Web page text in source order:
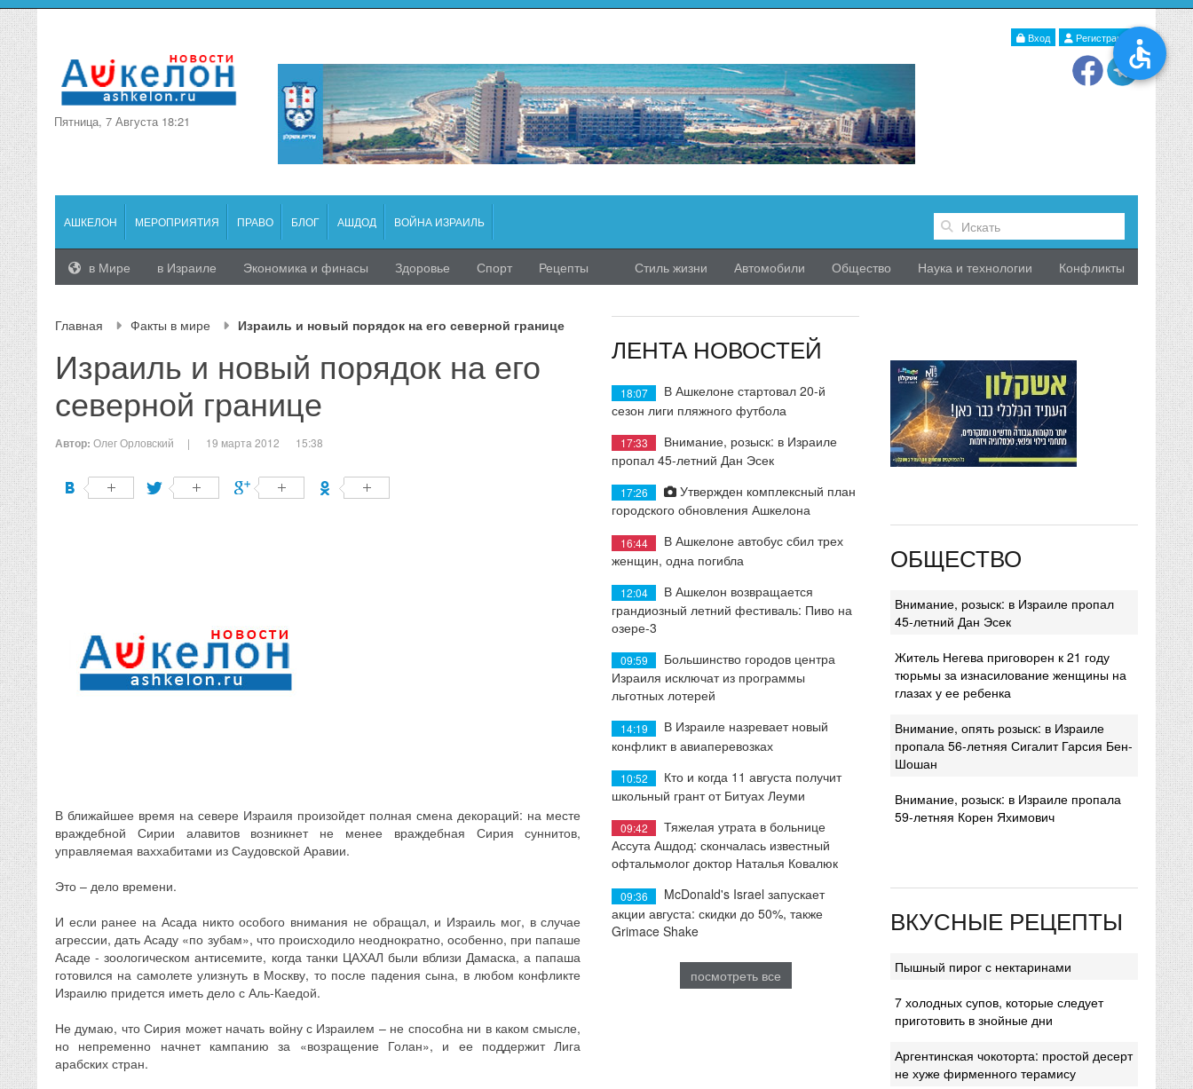
Вход Регистрация
Пятница, 7 Августа 18:21
АШКЕЛОН МЕРОПРИЯТИЯ ПРАВО БЛОГ АШДОД ВОЙНА ИЗРАИЛЬ
в Мире в Израиле Экономика и финасы Здоровье Спорт Рецепты Стиль жизни Автомобили Общество Наука и технологии Конфликты
Главная Факты в мире Израиль и новый порядок на его северной границе
Израиль и новый порядок на его
северной границе
Автор: Олег Орловский | 19 мартa 2012 15:38
В ближайшее время на севере Израиля произойдет полная смена декораций: на месте
враждебной Сирии алавитов возникнет не менее враждебная Сирия суннитов,
управляемая ваххабитами из Саудовской Аравии.
Это – дело времени.
И если ранее на Асада никто особого внимания не обращал, и Израиль мог, в случае
агрессии, дать Асаду «по зубам», что происходило неоднократно, особенно, при папаше
Асаде - зоологическом антисемите, когда танки ЦАХАЛ были вблизи Дамаска, а папаша
готовился на самолете улизнуть в Москву, то после падения сына, в любом конфликте
Израилю придется иметь дело с Аль-Каедой.
Не думаю, что Сирия может начать войну с Израилем – не способна ни в каком смысле,
но непременно начнет кампанию за «возращение Голан», и ее поддержит Лига
арабских стран.
ЛЕНТА НОВОСТЕЙ
18:07
В Ашкелоне стартовал 20-й
сезон лиги пляжного футбола
17:33
Внимание, розыск: в Израиле
пропал 45-летний Дан Эсек
17:26
Утвержден комплексный план
городского обновления Ашкелона
16:44
В Ашкелоне автобус сбил трех
женщин, одна погибла
12:04
В Ашкелон возвращается
грандиозный летний фестиваль: Пиво на
озере-3
09:59
Большинство городов центра
Израиля исключат из программы
льготных лотерей
14:19
В Израиле назревает новый
конфликт в авиаперевозках
10:52
Кто и когда 11 августа получит
школьный грант от Битуах Леуми
09:42
Тяжелая утрата в больнице
Ассута Ашдод: скончалась известный
офтальмолог доктор Наталья Ковалюк
09:36
McDonald's Israel запускает
акции августа: скидки до 50%, также
Grimace Shake
посмотреть все
ОБЩЕСТВО
Внимание, розыск: в Израиле пропал
45-летний Дан Эсек
Житель Негева приговорен к 21 году
тюрьмы за изнасилование женщины на
глазах у ее ребенка
Внимание, опять розыск: в Израиле
пропала 56-летняя Сигалит Гарсия Бен-
Шошан
Внимание, розыск: в Израиле пропала
59-летняя Корен Яхимович
ВКУСНЫЕ РЕЦЕПТЫ
Пышный пирог с нектаринами
7 холодных супов, которые следует
приготовить в знойные дни
Аргентинская чокоторта: простой десерт
не хуже фирменного терамису